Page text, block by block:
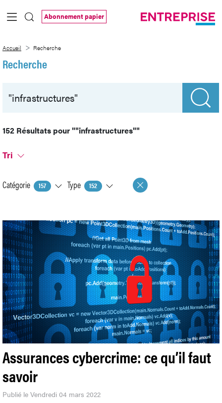
Saut au contenu principal
Abonnement papier
Accueil Recherche
Recherche
152 Résultats pour""infrastructures""
Tri
Catégorie 157 Type 152
Assurances cybercrime: ce qu’il faut
savoir
Publié le Vendredi 04 mars 2022